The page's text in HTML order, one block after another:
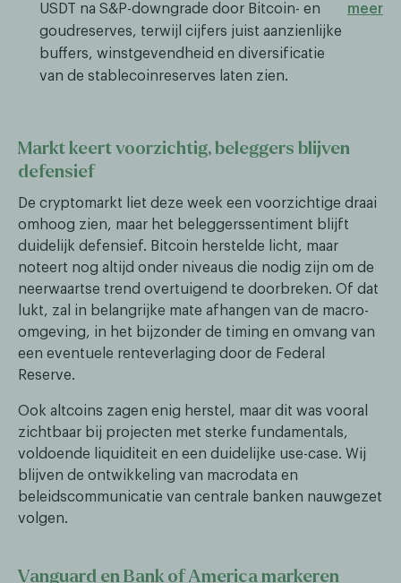
USDT na S&P-downgrade door Bitcoin- en
goudreserves, terwijl cijfers juist aanzienlijke
buffers, winstgevendheid en diversificatie
van de stablecoinreserves laten zien.
meer
Markt keert voorzichtig, beleggers blijven
defensief
De cryptomarkt liet deze week een voorzichtige draai
omhoog zien, maar het beleggerssentiment blijft
duidelijk defensief. Bitcoin herstelde licht, maar
noteert nog altijd onder niveaus die nodig zijn om de
neerwaartse trend overtuigend te doorbreken. Of dat
lukt, zal in belangrijke mate afhangen van de macro-
omgeving, in het bijzonder de timing en omvang van
een eventuele renteverlaging door de Federal
Reserve.
Ook altcoins zagen enig herstel, maar dit was vooral
zichtbaar bij projecten met sterke fundamentals,
voldoende liquiditeit en een duidelijke use-case. Wij
blijven de ontwikkeling van macrodata en
beleidscommunicatie van centrale banken nauwgezet
volgen.
Vanguard en Bank of America markeren